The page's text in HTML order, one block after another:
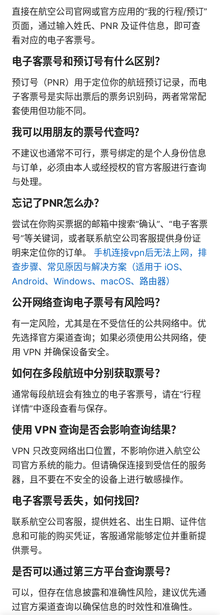
直接在航空公司官网或官方应用的“我的行程/预订”
页面，通过输入姓氏、PNR 及证件信息，即可查
看对应的电子客票号。
电子客票号和预订号有什么区别？
预订号（PNR）用于定位你的航班预订记录，而电
子客票号是实际出票后的票务识别码，两者常常配
套使用但功能不同。
我可以用朋友的票号代查吗？
不建议也通常不可行，票号绑定的是个人身份信息
与订单，必须由本人或经授权的官方客服进行查询
与处理。
忘记了PNR怎么办？
尝试在你购买票据的邮箱中搜索“确认”、“电子客票
号”等关键词，或者联系航空公司客服提供身份证
明来定位你的订单。 手机连接vpn后无法上网，排
查步骤、常见原因与解决方案（适用于 iOS、
Android、Windows、macOS、路由器）
公开网络查询电子票号有风险吗？
有一定风险，尤其是在不受信任的公共网络中。优
先选择官方渠道查询；如果必须使用公共网络，使
用 VPN 并确保设备安全。
如何在多段航班中分别获取票号？
通常每段航班会有独立的电子客票号，请在“行程
详情”中逐段查看与保存。
使用 VPN 查询是否会影响查询结果？
VPN 只改变网络出口位置，不影响你进入航空公
司官方系统的能力。但请确保连接到受信任的服务
器，且不要在不安全的设备上进行敏感操作。
电子客票号丢失，如何找回？
联系航空公司客服，提供姓名、出生日期、证件信
息和可能的购买凭证，客服通常能够定位并重新提
供票号。
是否可以通过第三方平台查询票号？
可以，但存在信息披露和准确性风险，建议优先通
过官方渠道查询以确保信息的时效性和准确性。